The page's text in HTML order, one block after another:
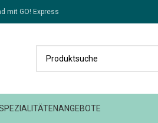
mit GO! Express
ANGEBOTE